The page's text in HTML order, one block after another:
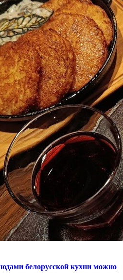
белорусской кухни можно